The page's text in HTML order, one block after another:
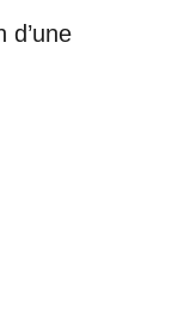
d’une